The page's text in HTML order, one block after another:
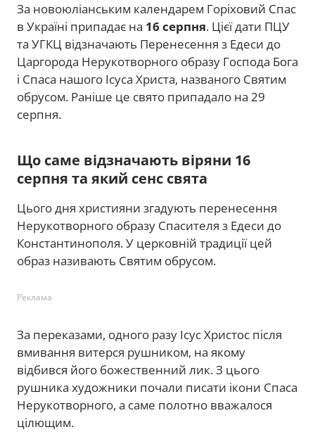
За новоюліанським календарем Горіховий Спас
в Україні припадає на 16 серпня. Цієї дати ПЦУ
та УГКЦ відзначають Перенесення з Едеси до
Царгорода Нерукотворного образу Господа Бога
і Спаса нашого Ісуса Христа, названого Святим
обрусом. Раніше це свято припадало на 29
серпня.
Що саме відзначають віряни 16
серпня та який сенс свята
Цього дня християни згадують перенесення
Нерукотворного образу Спасителя з Едеси до
Константинополя. У церковній традиції цей
образ називають Святим обрусом.
Реклама
За переказами, одного разу Ісус Христос після
вмивання витерся рушником, на якому
відбився його божественний лик. З цього
рушника художники почали писати ікони Спаса
Нерукотворного, а саме полотно вважалося
цілющим.